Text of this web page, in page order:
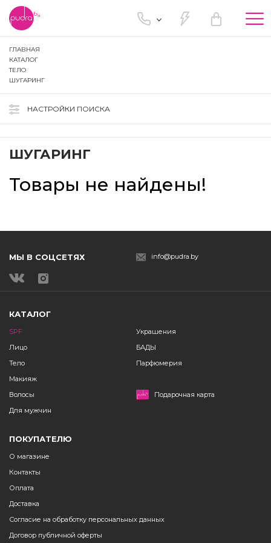
ГЛАВНАЯ
КАТАЛОГ
ТЕЛО
ШУГАРИНГ
НАСТРОЙКИ ПОИСКА
ШУГАРИНГ
Товары не найдены!
МЫ В СОЦСЕТЯХ info@pudra.by
КАТАЛОГ
SPF
Лицо
Тело
Макияж
Волосы
Для мужчин
Украшения
БАДЫ
Парфюмерия
Подарочная карта
ПОКУПАТЕЛЮ
О магазине
Контакты
Оплата
Доставка
Согласие на обработку персональных данных
Договор публичной оферты